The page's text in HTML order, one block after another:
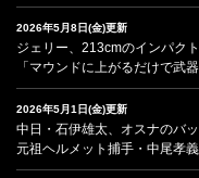
2026年5月8日(金)更新
ジェリー、213cmのインパクト
「マウンドに上がるだけで武器
2026年5月1日(金)更新
中日・石伊雄太、オスナのバ
元祖ヘルメット捕手・中尾孝